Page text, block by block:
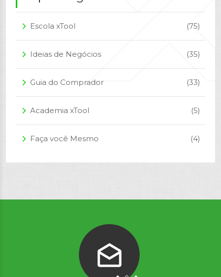
arrow_forward_ios Escola xTool (75)
arrow_forward_ios Ideias de Negócios (35)
arrow_forward_ios Guia do Comprador (33)
arrow_forward_ios Academia xTool (5)
arrow_forward_ios Faça você Mesmo (4)